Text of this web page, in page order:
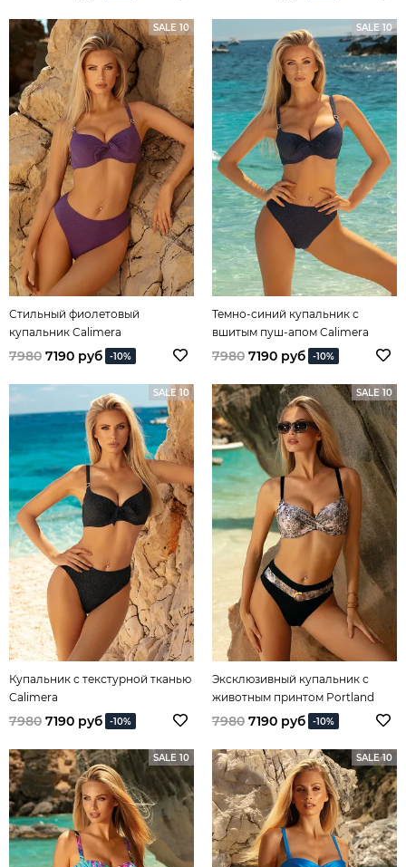
SALE 10
Стильный фиолетовый
купальник Calimera
7980 7190 руб -10%
SALE 10
Темно-синий купальник с
вшитым пуш-апом Calimera
7980 7190 руб -10%
SALE 10
Купальник с текстурной тканью
Calimera
7980 7190 руб -10%
SALE 10
Эксклюзивный купальник с
животным принтом Portland
Exclusive
7980 7190 руб -10%
SALE 10 SALE 10